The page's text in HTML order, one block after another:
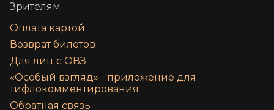
Зрителям
Оплата картой
Возврат билетов
Для лиц с ОВЗ
«‎Особый взгляд» - приложение для
тифлокомментирования
Обратная связь